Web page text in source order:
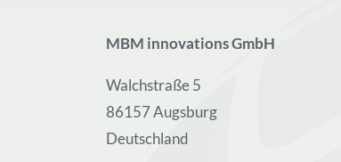
MBM innovations GmbH
Walchstraße 5
86157 Augsburg
Deutschland